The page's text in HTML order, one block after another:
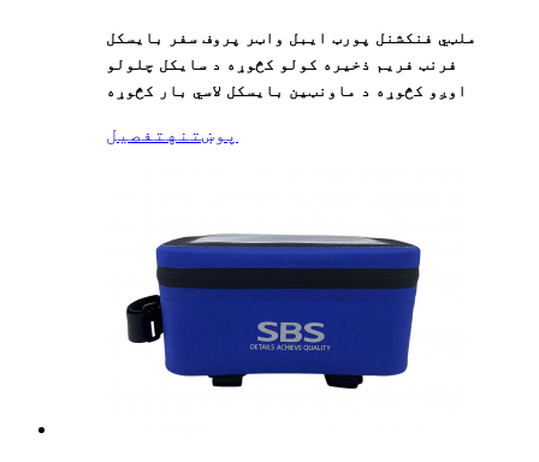
ملټي فنکشنل پورټ ایبل واټر پروف سفر بایسکل
فرنټ فریم ذخیره کولو کڅوړه د سایکل چلولو
اوږو کڅوړه د ماونټین بایسکل لاسي بار کڅوړه
پوښتنهتفصیل